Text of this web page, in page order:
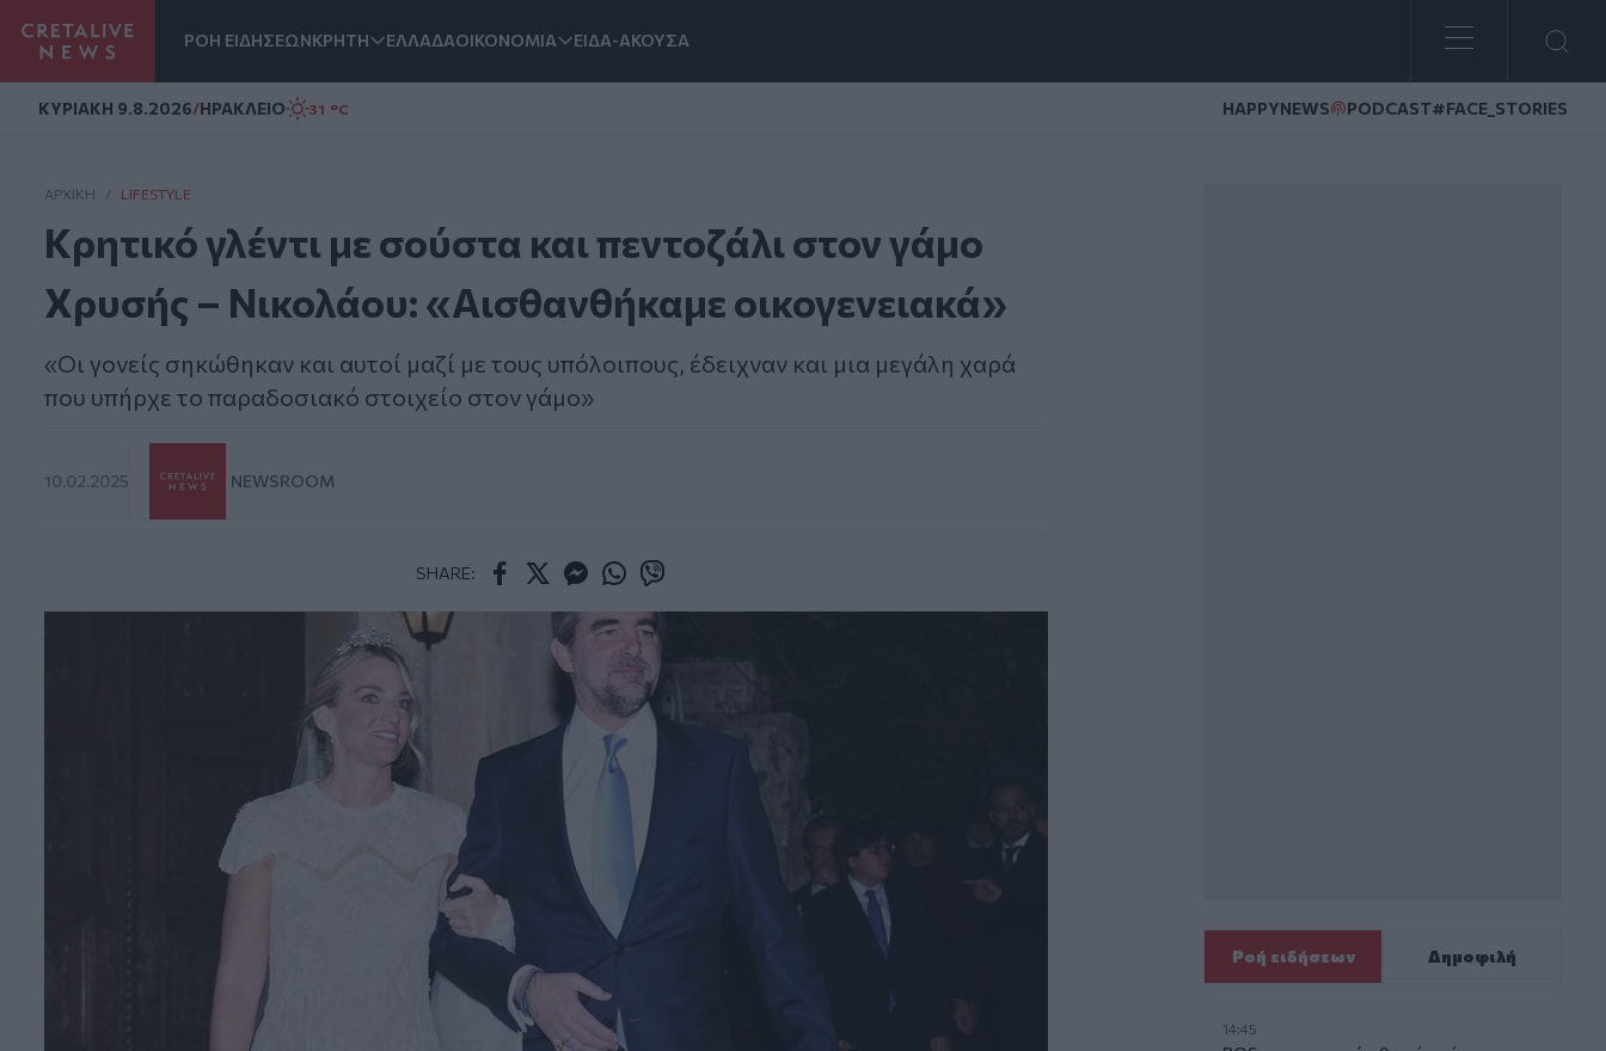
ΡΟΗ ΕΙΔΗΣΕΩΝΚΡΗΤΗ ΕΛΛΑΔΑΟΙΚΟΝΟΜΙΑ ΕΙΔΑ-ΑΚΟΥΣΑ
ΚΥΡΙΑΚΗ 9.8.2026/ΗΡΑΚΛΕΙΟ 31 °C HAPPYNEWS PODCAST#FACE_STORIES
ΑΡΧΙΚΗ / LIFESTYLE
Κρητικό γλέντι με σούστα και πεντοζάλι στον γάμο
Χρυσής – Νικολάου: «Αισθανθήκαμε οικογενειακά»
«Οι γονείς σηκώθηκαν και αυτοί μαζί με τους υπόλοιπους, έδειχναν και μια μεγάλη χαρά
που υπήρχε το παραδοσιακό στοιχείο στον γάμο»
10.02.2025 NEWSROOM
SHARE:
Ροή ειδήσεων Δημοφιλή
14:45